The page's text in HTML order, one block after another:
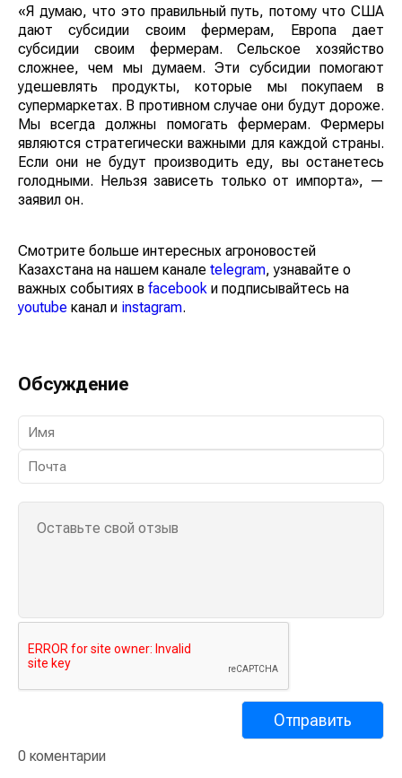
«Я думаю, что это правильный путь, потому что США
дают субсидии своим фермерам, Европа дает
субсидии своим фермерам. Сельское хозяйство
сложнее, чем мы думаем. Эти субсидии помогают
удешевлять продукты, которые мы покупаем в
супермаркетах. В противном случае они будут дороже.
Мы всегда должны помогать фермерам. Фермеры
являются стратегически важными для каждой страны.
Если они не будут производить еду, вы останетесь
голодными. Нельзя зависеть только от импорта», —
заявил он.
Смотрите больше интересных агроновостей
Казахстана на нашем канале telegram, узнавайте о
важных событиях в facebook и подписывайтесь на
youtube канал и instagram.
Обсуждение
0 коментарии